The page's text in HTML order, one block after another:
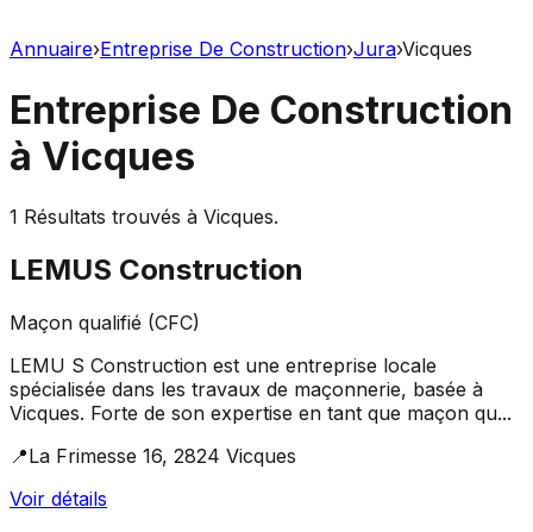
Annuaire›Entreprise De Construction›Jura›Vicques
Entreprise De Construction
à Vicques
1 Résultats trouvés à Vicques.
LEMUS Construction
Maçon qualifié (CFC)
LEMU S Construction est une entreprise locale
spécialisée dans les travaux de maçonnerie, basée à
Vicques. Forte de son expertise en tant que maçon qu...
📍La Frimesse 16, 2824 Vicques
Voir détails